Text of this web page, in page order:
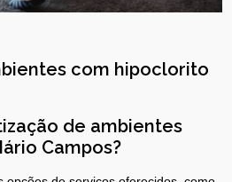
com hipoclorito
de ambientes
Campos?